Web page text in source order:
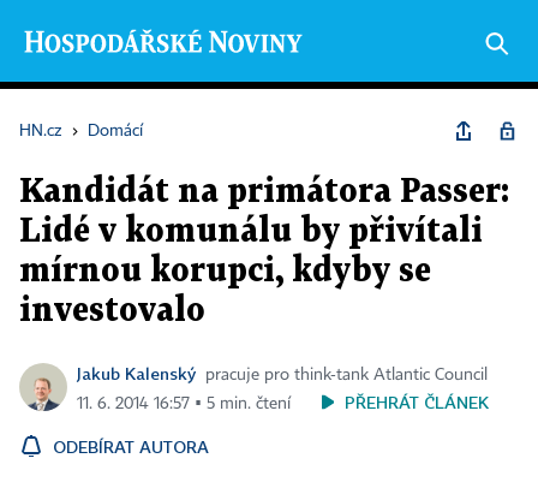
HN.cz › Domácí
Kandidát na primátora Passer:
Lidé v komunálu by přivítali
mírnou korupci, kdyby se
investovalo
Jakub Kalenský
pracuje pro think-tank Atlantic Council
11. 6. 2014 16:57 ▪ 5 min. čtení
PŘEHRÁT ČLÁNEK
ODEBÍRAT AUTORA